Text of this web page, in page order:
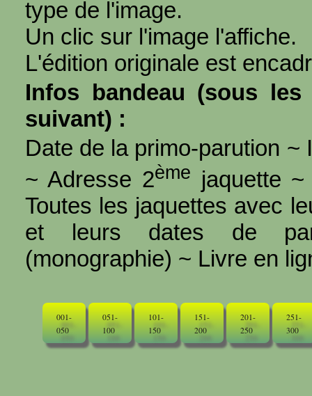
type de l'image.
Un clic sur l'image l'affiche.
L'édition originale est
Infos bandeau (sous
suivant) :
Date de la primo-parution ~
~ Adresse 2ème jaquette
Toutes les jaquettes avec
et leurs dates de
(monographie) ~ Livre en
001-
050
051-
100
101-
150
151-
200
201-
250
251-
300